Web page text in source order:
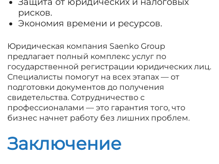
рисков.
Экономия времени и ресурсов.
Юридическая компания Saenko Group
предлагает полный комплекс услуг по
государственной регистрации юридических лиц.
Специалисты помогут на всех этапах — от
подготовки документов до получения
свидетельства. Сотрудничество с
профессионалами — это гарантия того, что
бизнес начнет работу без лишних проблем.
Заключение